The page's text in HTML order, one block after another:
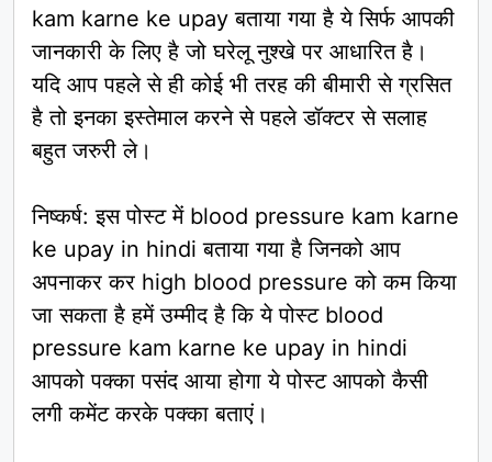
kam karne ke upay बताया गया है ये सिर्फ आपकी
जानकारी के लिए है जो घरेलू नुश्खे पर आधारित है।
यदि आप पहले से ही कोई भी तरह की बीमारी से ग्रसित
है तो इनका इस्तेमाल करने से पहले डॉक्टर से सलाह
बहुत जरुरी ले।
निष्कर्ष: इस पोस्ट में blood pressure kam karne
ke upay in hindi बताया गया है जिनको आप
अपनाकर कर high blood pressure को कम किया
जा सकता है हमें उम्मीद है कि ये पोस्ट blood
pressure kam karne ke upay in hindi
आपको पक्का पसंद आया होगा ये पोस्ट आपको कैसी
लगी कमेंट करके पक्का बताएं।